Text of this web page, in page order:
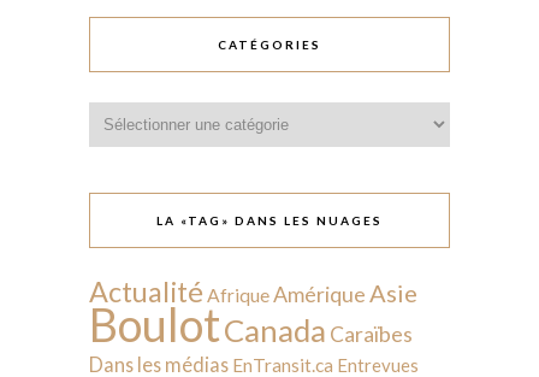
CATÉGORIES
LA «TAG» DANS LES NUAGES
Actualité AfriqueAmérique Asie
BoulotCanada Caraïbes
Dans les médias EnTransit.ca Entrevues